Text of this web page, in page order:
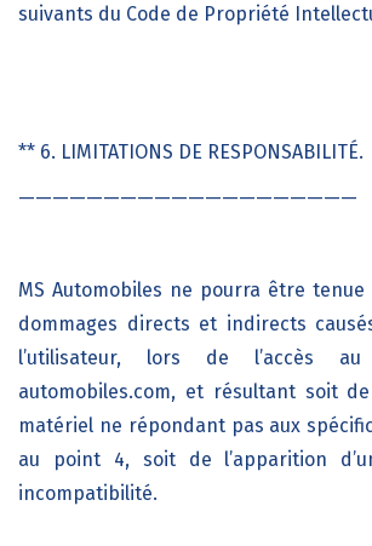
suivants du Code de Propriété
** 6. LIMITATIONS DE RESPONSABILITÉ.
————————————————————
MS Automobiles ne pourra être tenue
dommages directs et indirects
l’utilisateur, lors de l’accès
automobiles.com, et résultant soit de
matériel ne répondant pas aux
au point 4, soit de l’apparition
incompatibilité.